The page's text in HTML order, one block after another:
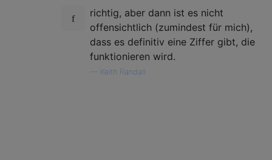
richtig, aber dann ist es nicht
offensichtlich (zumindest für mich),
dass es definitiv eine Ziffer gibt, die
funktionieren wird.
Keith Randall